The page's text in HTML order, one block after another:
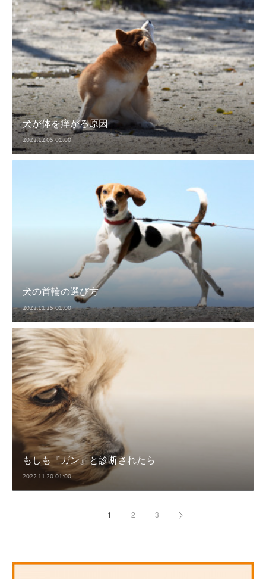
犬が体を痒がる原因
2022.12.05 01:00
犬の首輪の選び方
2022.11.25 01:00
もしも『ガン』と診断されたら
2022.11.20 01:00
1 2 3